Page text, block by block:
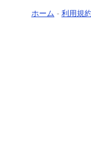
ホーム - 利用規約